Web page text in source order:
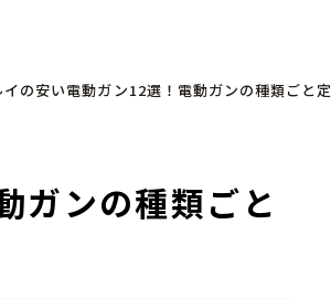
の安い電動ガン12選！電動ガンの種類ごと
ガンの種類ごと